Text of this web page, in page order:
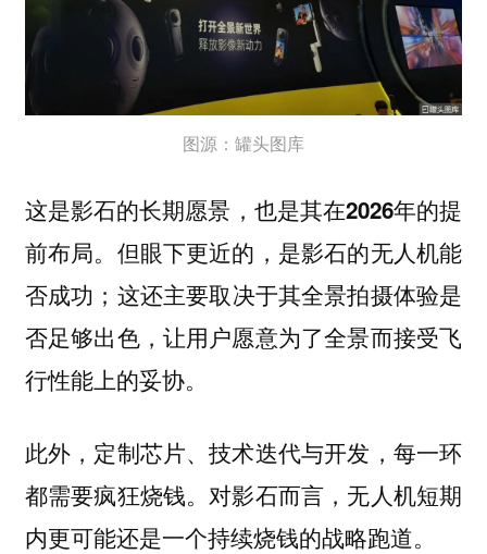
图源：罐头图库
这是影石的长期愿景，也是其在2026年的提
前布局。但眼下更近的，是影石的无人机能
否成功； 这还主要取决于其全景拍摄体验是
否足够出色，让用户愿意为了全景而接受飞
行性能上的妥协。
此外，定制芯片、技术迭代与开发，每一环
都需要疯狂烧钱。对影石而言，无人机短期
内更可能还是一个持续烧钱的战略跑道。